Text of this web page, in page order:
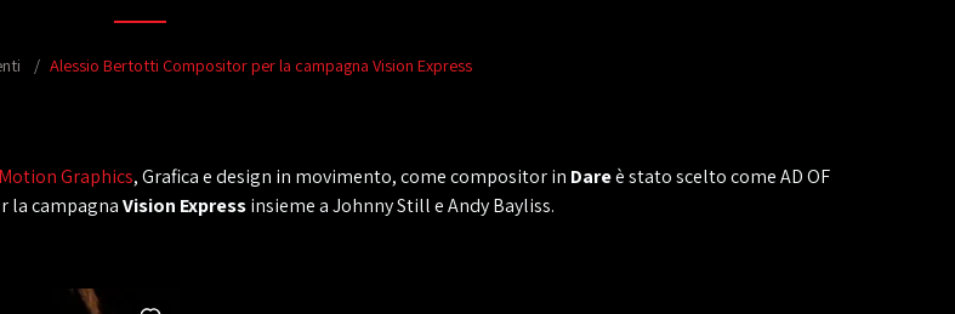
Alessio Bertotti Compositor per la campagna Vision Express
Motion Graphics, Grafica e design in movimento, come compositor in Dareè stato scelto come AD OF
la campagnaVision Expressinsieme a Johnny Still e Andy Bayliss.